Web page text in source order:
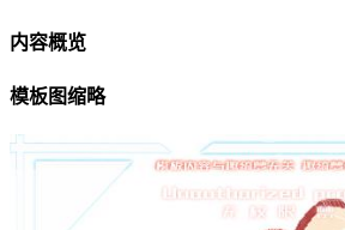
内容概览
模板图缩略